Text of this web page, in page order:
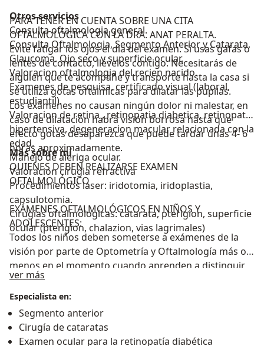
PARA TENER EN CUENTA SOBRE UNA CITA
OFTALMOLÓGICA CON LA DRA. ANAT PERALTA.
Evite fatigar los ojos el día del examen. Si usas gafas o
lentes de contacto, llévelos contigo. Necesitarás de
alguien que te acompañe y transporte hasta la casa si
se utiliza gotas oftálmicas para dilatar las pupilas.
Los exámenes no causan ningún dolor ni malestar, en
caso de dilatación habrá visión borrosa hasta que
efecto gotas desaparezca que puede tardar unas 4- 6
horas aproximadamente.
Otros servicios
Consulta oftalmologia general.
Consulta Oftalmologia, Segmento Anterior y Catarata.
Glaucoma. Ojo seco y superficie ocular.
Valoracion oftalmologia del recien nacido.
Examenes de pesquisa, certificado visual (laboral,
estudiantil).
Valoracion de retina , retinopatia diabetica, retinopatia
hipertensiva, degeneracion macular relacionada con la
edad.
Manejo de aleriga ocular.
Valoracion cirugia refractiva
Procedimientos laser: iridotomia, iridoplastia,
capsulotomia.
Cirugias oftalmologicas: catarata, pterigion, superficie
ocular (pterigion, chalazion, vias lagrimales)
Más sobre mí
QUIENES DEBEN REALIZARSE EXAMEN
OFTALMOLÓGICO
EXÁMENES OFTALMOLÓGICOS EN NIÑOS Y
ADOLESCENTES:
Todos los niños deben someterse a exámenes de la
visión por parte de Optometría y Oftalmología más o
menos en el momento cuando aprenden a distinguir
figuras y/o números, y luego cada año después de
esto. Los exámenes deben empezar más pronto si se
sospecha cualquier problema del ojo.
A los 5 años, todos los niños deben haberse sometido
por lo menos a su primera prueba de agudeza visual y
ver más
Especialista en:
Segmento anterior
Cirugía de cataratas
Examen ocular para la retinopatía diabética